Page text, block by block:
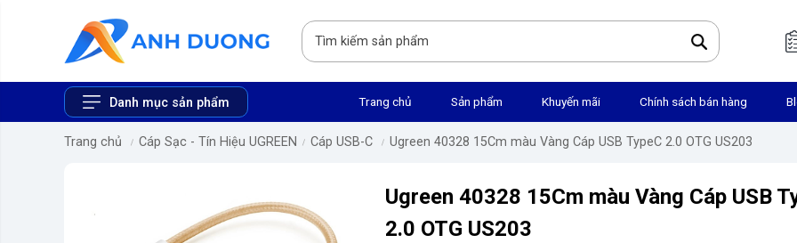
Danh mục sản phẩm Trang chủ Sản phẩm Khuyến mãi Chính sách bán hàng
Trang chủ Cáp Sạc - Tín Hiệu UGREEN Cáp USB-C Ugreen 40328 15Cm màu Vàng Cáp USB TypeC 2.0 OTG US203
Ugreen 40328 15Cm màu Vàng Cáp USB
2.0 OTG US203